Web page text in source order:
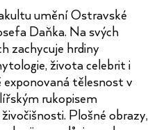
umění Ostravské
Daňka. Na svých
zachycuje hrdiny
života celebrit i
exponovaná tělesnost v
rukopisem
Plošné obrazy,